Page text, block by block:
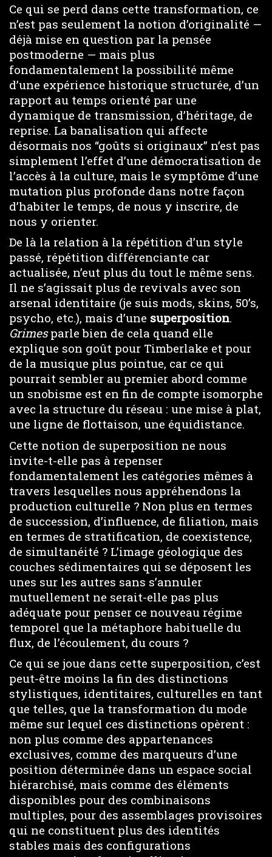
Ce qui se perd dans cette transformation, ce
n’est pas seulement la notion d’originalité —
déjà mise en question par la pensée
postmoderne — mais plus
fondamentalement la possibilité même
d’une expérience historique structurée, d’un
rapport au temps orienté par une
dynamique de transmission, d’héritage, de
reprise. La banalisation qui affecte
désormais nos “goûts si originaux” n’est pas
simplement l’effet d’une démocratisation de
l’accès à la culture, mais le symptôme d’une
mutation plus profonde dans notre façon
d’habiter le temps, de nous y inscrire, de
nous y orienter.
De là la relation à la répétition d’un style
passé, répétition différenciante car
actualisée, n’eut plus du tout le même sens.
Il ne s’agissait plus de revivals avec son
arsenal identitaire (je suis mods, skins, 50’s,
psycho, etc.), mais d’une superposition.
Grimesparle bien de cela quand elle
explique son goût pour Timberlake et pour
de la musique plus pointue, car ce qui
pourrait sembler au premier abord comme
un snobisme est en fin de compte isomorphe
avec la structure du réseau : une mise à plat,
une ligne de flottaison, une équidistance.
Cette notion de superposition ne nous
invite-t-elle pas à repenser
fondamentalement les catégories mêmes à
travers lesquelles nous appréhendons la
production culturelle ? Non plus en termes
de succession, d’influence, de filiation, mais
en termes de stratification, de coexistence,
de simultanéité ? L’image géologique des
couches sédimentaires qui se déposent les
unes sur les autres sans s’annuler
mutuellement ne serait-elle pas plus
adéquate pour penser ce nouveau régime
temporel que la métaphore habituelle du
flux, de l’écoulement, du cours ?
Ce qui se joue dans cette superposition, c’est
peut-être moins la fin des distinctions
stylistiques, identitaires, culturelles en tant
que telles, que la transformation du mode
même sur lequel ces distinctions opèrent :
non plus comme des appartenances
exclusives, comme des marqueurs d’une
position déterminée dans un espace social
hiérarchisé, mais comme des éléments
disponibles pour des combinaisons
multiples, pour des assemblages provisoires
qui ne constituent plus des identités
stables mais des configurations